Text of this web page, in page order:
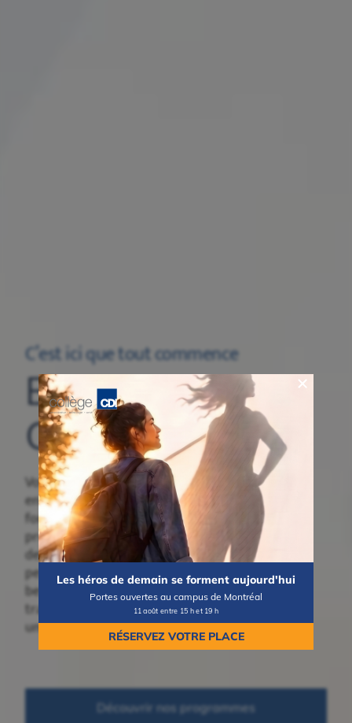
Les héros de demain se forment aujourd'hui
Portes ouvertes au campus de Montréal
11 août entre 15 h et 19 h
RÉSERVEZ VOTRE PLACE
C’est ici que tout commence
Bienvenue au
Collège CDI
Vous songez à
entreprendre une
formation collégiale ou
professionnelle? Découvrez
des programmes concrets,
pensés pour répondre aux
besoins du marché du
travail et vous mener vers
une carrière valorisante.
Découvrir nos programmes